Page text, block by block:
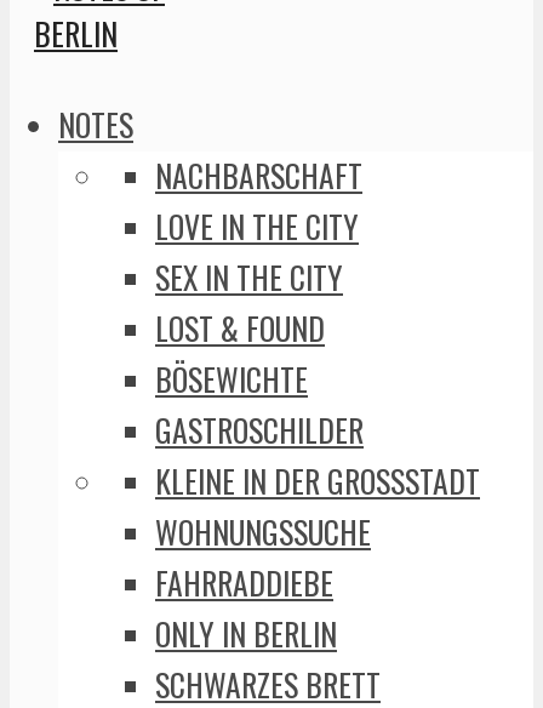
NOTES
NACHBARSCHAFT
LOVE IN THE CITY
SEX IN THE CITY
LOST & FOUND
BÖSEWICHTE
GASTROSCHILDER
KLEINE IN DER GROSSSTADT
WOHNUNGSSUCHE
FAHRRADDIEBE
ONLY IN BERLIN
SCHWARZES BRETT